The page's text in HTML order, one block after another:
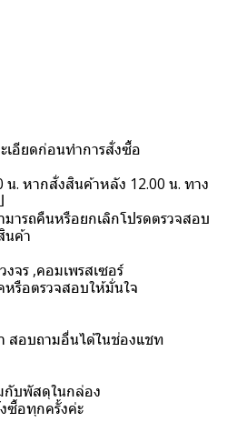
อียดก่อนทำการสั่งซื้อ
น. หากสั่งสินค้าหลัง 12.00 น. ทาง
ารถคืนหรือยกเลิกโปรดตรวจสอบ
นค้า
จร ,คอมเพรสเซอร์
รือตรวจสอบให้มั่นใจ
สอบถามอื่นได้ในช่องแชท
บพัสดุในกล่อง
ซื้อทุกครั้งค่ะ